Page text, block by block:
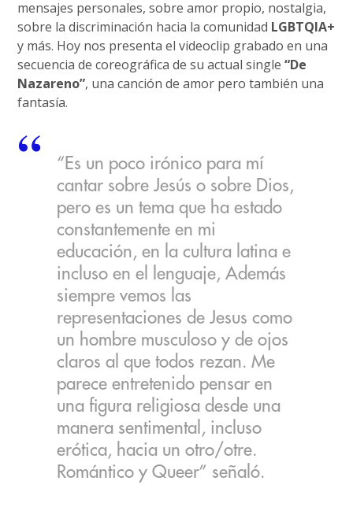
mensajes personales, sobre amor propio, nostalgia,
sobre la discriminación hacia la comunidad LGBTQIA+
y más. Hoy nos presenta el videoclip grabado en una
secuencia de coreográfica de su actual single“De
Nazareno”, una canción de amor pero también una
fantasía.
“Es un poco irónico para mí
cantar sobre Jesús o sobre Dios,
pero es un tema que ha estado
constantemente en mi
educación, en la cultura latina e
incluso en el lenguaje, Además
siempre vemos las
representaciones de Jesus como
un hombre musculoso y de ojos
claros al que todos rezan. Me
parece entretenido pensar en
una figura religiosa desde una
manera sentimental, incluso
erótica, hacia un otro/otre.
Romántico y Queer” señaló.